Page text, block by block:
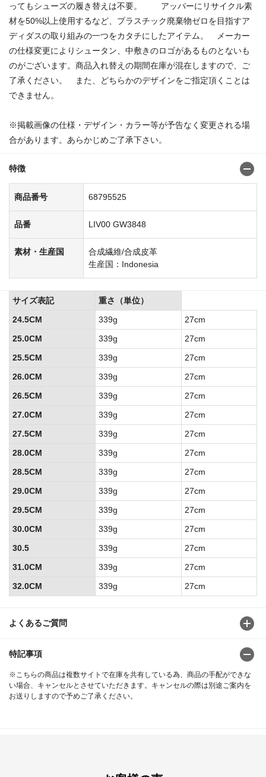
ってもシューズの履き替えは不要。 アッパーにリサイクル素
材を50%以上使用するなど、プラスチック廃棄物ゼロを目指すア
ディダスの取り組みの一つをカタチにしたアイテム。 メーカー
の仕様変更によりシュータン、中敷きのロゴがあるものとないも
のがございます。商品入れ替えの期間在庫が混在しますので、ご
了承ください。 また、どちらかのデザインをご指定頂くことは
できません。
※掲載画像の仕様・デザイン・カラー等が予告なく変更される場
合があります。あらかじめご了承下さい。
特徴
商品番号 68795525
品番 LIV00 GW3848
素材・生産国
合成繊維/合成皮革
生産国：Indonesia
よくあるご質問
特記事項
※こちらの商品は複数サイトで在庫を共有している為、商品の手配ができな
い場合、キャンセルとさせていただきます。キャンセルの際は別途ご案内を
お送りしますので予めご了承ください。
サイズ表記
重さ（単位）
24.5CM
339g
27cm
25.0CM
339g
27cm
25.5CM
339g
27cm
26.0CM
339g
27cm
26.5CM
339g
27cm
27.0CM
339g
27cm
27.5CM
339g
27cm
28.0CM
339g
27cm
28.5CM
339g
27cm
29.0CM
339g
27cm
29.5CM
339g
27cm
30.0CM
339g
27cm
30.5
339g
27cm
31.0CM
339g
27cm
32.0CM
339g 27cm